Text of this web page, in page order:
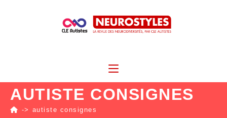
AUTISTE CONSIGNES
-> autiste consignes